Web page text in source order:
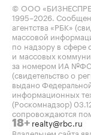
© ООО
1995–2026 .
агентства «РБК»
массовой
по надзору в сфере
и массовых
за номером ИА
(свидетельство о
выдано
информационных
(Роскомнадзор)
сопровождаются
18+ realty@rbc.ru
Владельцем сайта